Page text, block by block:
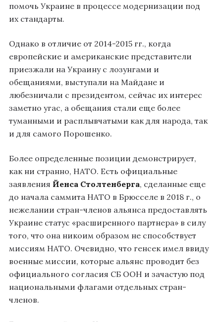
помочь Украине в процессе модернизации под
их стандарты.
Однако в отличие от 2014-2015 гг., когда
европейские и американские представители
приезжали на Украину с лозунгами и
обещаниями, выступали на Майдане и
любезничали с президентом, сейчас их интерес
заметно угас, а обещания стали еще более
туманными и расплывчатыми как для народа, так
и для самого Порошенко.
Более определенные позиции демонстрирует,
как ни странно, НАТО. Есть официальные
заявления Йенса Столтенберга, сделанные еще
до начала саммита НАТО в Брюсселе в 2018 г., о
нежелании стран-членов альянса предоставлять
Украине статус «расширенного партнера» в силу
того, что она никоим образом не способствует
миссиям НАТО. Очевидно, что генсек имел ввиду
военные миссии, которые альянс проводит без
официального согласия СБ ООН и зачастую под
национальными флагами отдельных стран-
членов.